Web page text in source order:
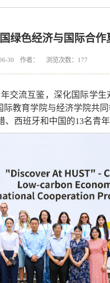
绿色经济与国际合作
30 作者： 浏览次数： 177
交流互鉴，深化国际学
际教育学院与经济学院共
西班牙和中国的13名青年